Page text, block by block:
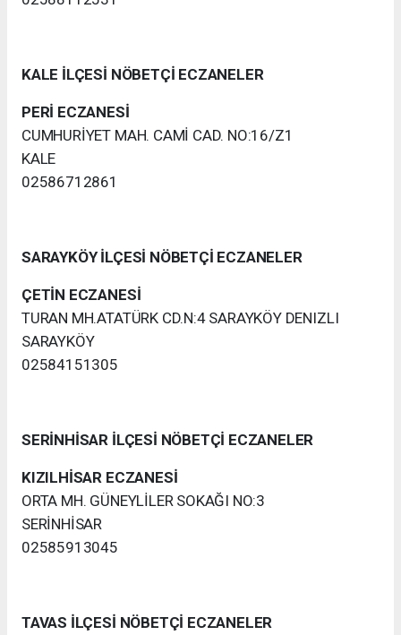
KALE İLÇESİ NÖBETÇİ ECZANELER
PERİ ECZANESİ
CUMHURİYET MAH. CAMİ CAD. NO:16/Z1
KALE
02586712861
SARAYKÖY İLÇESİ NÖBETÇİ ECZANELER
ÇETİN ECZANESİ
TURAN MH.ATATÜRK CD.N:4 SARAYKÖY DENIZLI
SARAYKÖY
02584151305
SERİNHİSAR İLÇESİ NÖBETÇİ ECZANELER
KIZILHİSAR ECZANESİ
ORTA MH. GÜNEYLİLER SOKAĞI NO:3
SERİNHİSAR
02585913045
TAVAS İLÇESİ NÖBETÇİ ECZANELER